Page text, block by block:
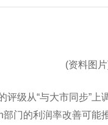
(资料图
评级从“与大市同步”上
门的利润率改善可能